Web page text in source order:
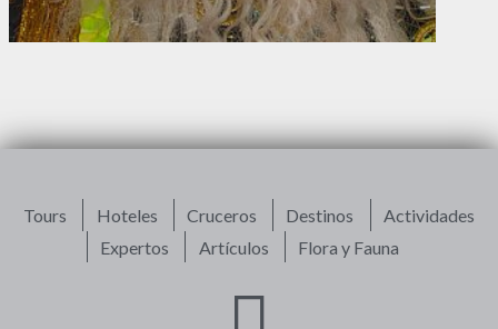
Tours Hoteles Cruceros Destinos
Actividades
Expertos
Artículos Flora y Fauna